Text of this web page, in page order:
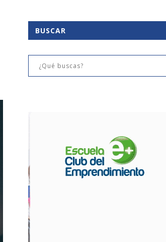
BUSCAR